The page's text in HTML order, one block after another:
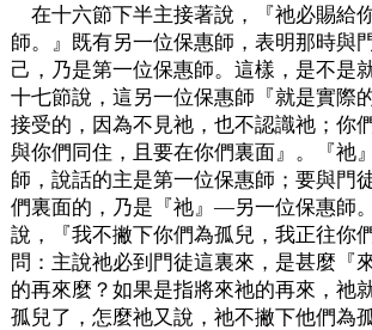
在十六節下半主接著說，『祂必賜給
師。』既有另一位保惠師，表明那時與
己，乃是第一位保惠師。這樣，是不是
十七節說，這另一位保惠師『就是實際
接受的，因為不見祂，也不認識祂；你
與你們同住，且要在你們裏面』。『祂
師，說話的主是第一位保惠師；要與門
們裏面的，乃是『祂』—另一位保惠師
說，『我不撇下你們為孤兒，我正往你
問：主說祂必到門徒這裏來，是甚麼『
的再來麼？如果是指將來祂的再來，祂
孤兒了，怎麼祂又說，祂不撇下他們為